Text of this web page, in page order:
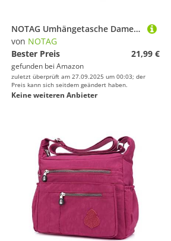
NOTAG Umhängetasche Damen, Leichte Mehrfach-Taschen Schultertasche Wasserdicht Sportliche Umhängetasche Multifunktionale Nylon Handtasche (Lila)
von NOTAG
Bester Preis
21,99 €
gefunden bei Amazon
zuletzt überprüft am 27.09.2025 um 00:03; der
Preis kann sich seitdem geändert haben.
Keine weiteren Anbieter